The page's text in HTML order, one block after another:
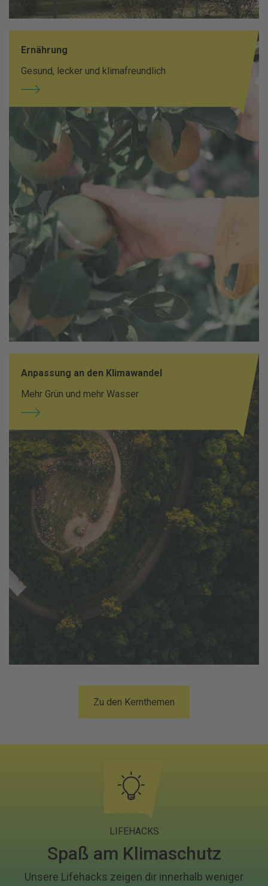
Ernährung
Gesund, lecker und klimafreundlich
Anpassung an den Klimawandel
Mehr Grün und mehr Wasser
Zu den Kernthemen
LIFEHACKS
Spaß am Klimaschutz
Unsere Lifehacks zeigen dir innerhalb weniger